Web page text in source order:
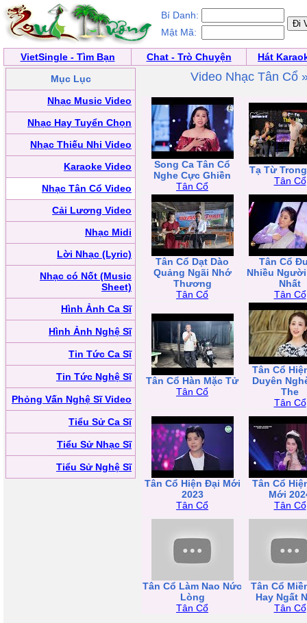
Bí Danh:
Mật Mã:
VietSingle - Tìm Bạn Chat - Trò Chuyện
Hát
Mục Lục
Nhạc Music Video
Nhạc Hay Tuyển Chọn
Nhạc Thiếu Nhi Video
Karaoke Video
Nhạc Tân Cổ Video
Cải Lương Video
Nhạc Midi
Lời Nhạc (Lyric)
Nhạc có Nốt (Music
Sheet)
Hình Ảnh Ca Sĩ
Hình Ảnh Nghệ Sĩ
Tin Tức Ca Sĩ
Tin Tức Nghệ Sĩ
Phỏng Vấn Nghệ Sĩ Video
Tiểu Sử Ca Sĩ
Tiểu Sử Nhạc Sĩ
Tiểu Sử Nghệ Sĩ
Video Nhạc Tân Cổ
Song Ca Tân Cổ
Nghe Cực Ghiền
Tân Cổ
Tạ Từ
Tân Cổ
Tân Cổ Dạt Dào
Quảng Ngãi Nhớ
Thương
Tân Cổ
Tân Cổ
Nhiều
Nhất
Tân Cổ
Tân Cổ Hàn Mặc Tử
Tân Cổ
Tân Cổ
Duyên
The
Tân Cổ
Tân Cổ Hiện Đại Mới
2023
Tân Cổ
Tân Cổ
Mới
Tân Cổ
Tân Cổ Làm Nao Nức
Lòng
Tân Cổ
Tân Cổ
Hay Ngất
Tân Cổ